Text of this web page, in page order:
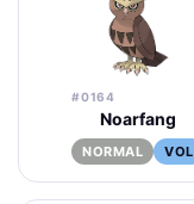
#0164
Noarfang
NORMAL VOL